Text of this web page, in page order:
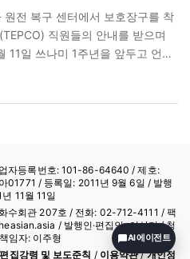
전 복구 센터에서 보호장구를 착
직원들의 안내를 받으며
11일 쓰나미 1주년을 앞두고 언론
등으로 숨졌다고 전했으며 이곳
피폭 허용치인 100밀리시버트
자등록번호: 101-86-64640 / 제호:
01771 / 등록일: 2011년 9월 6일 / 발행
11월 11일
수회관 207호 / 전화: 02-712-4111 / 팩
/ 발행인·편집인: 이상기 / 청
임자: 이주형
편집강령 및 보도준칙 / 이용약관/개인정
AI 에이전트